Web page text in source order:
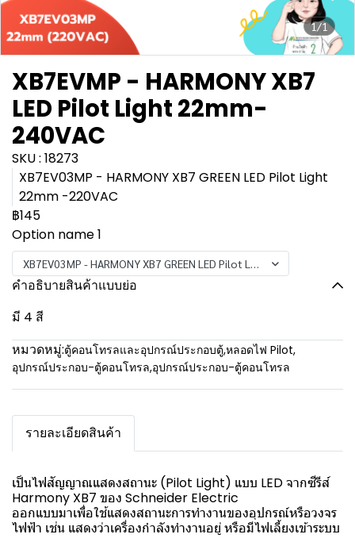
1/1
XB7EVMP - HARMONY XB7
LED Pilot Light 22mm-
240VAC
SKU : 18273
XB7EV03MP - HARMONY XB7 GREEN LED Pilot Light
22mm -220VAC
฿145
Option name 1
XB7EV03MP - HARMONY XB7 GREEN LED Pilot Light 22mm -220VAC
คำอธิบายสินค้าแบบย่อ
มี 4 สี
หมวดหมู่:ตู้คอนโทรลและอุปกรณ์ประกอบตู้,หลอดไฟ Pilot,
อุปกรณ์ประกอบ-ตู้คอนโทรล,อุปกรณ์ประกอบ-ตู้คอนโทรล
รายละเอียดสินค้า
เป็นไฟสัญญาณแสดงสถานะ (Pilot Light) แบบ LED จากซีรีส์
Harmony XB7 ของ Schneider Electric
ออกแบบมาเพื่อใช้แสดงสถานะการทำงานของอุปกรณ์หรือวงจร
ไฟฟ้า เช่น แสดงว่าเครื่องกำลังทำงานอยู่ หรือมีไฟเลี้ยงเข้าระบบ